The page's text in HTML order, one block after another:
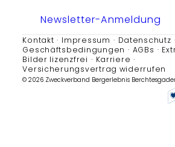
Newsletter-Anmeldung
Kontakt Impressum
Datenschutz
Geschäftsbedingungen
AGBs
Bilder lizenzfrei
Karriere
Versicherungsvertrag widerrufen
© 2026 Zweckverband Bergerlebnis